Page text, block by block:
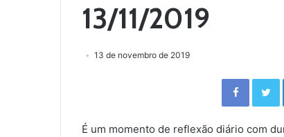
13/11/2019
13 de novembro de 2019
Facebook Twitter
É um momento de reflexão diário com